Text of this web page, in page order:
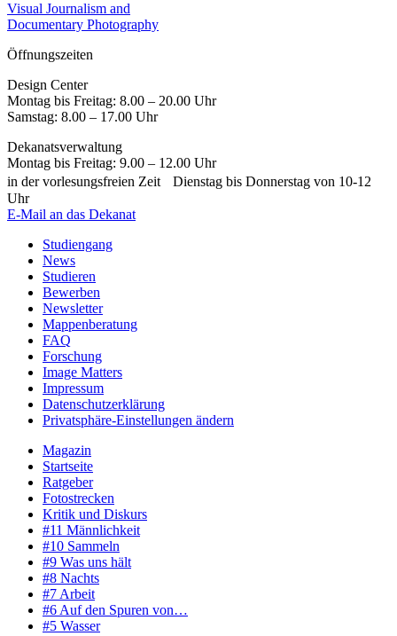
Visual Journalism and
Documentary Photography
Öffnungszeiten
Design Center
Montag bis Freitag: 8.00 – 20.00 Uhr
Samstag: 8.00 – 17.00 Uhr
Dekanatsverwaltung
Montag bis Freitag: 9.00 – 12.00 Uhr
in der vorlesungsfreien Zeit Dienstag bis Donnerstag von 10-12
Uhr
E-Mail an das Dekanat
Studiengang
News
Studieren
Bewerben
Newsletter
Mappenberatung
FAQ
Forschung
Image Matters
Impressum
Datenschutzerklärung
Privatsphäre-Einstellungen ändern
Magazin
Startseite
Ratgeber
Fotostrecken
Kritik und Diskurs
#11 Männlichkeit
#10 Sammeln
#9 Was uns hält
#8 Nachts
#7 Arbeit
#6 Auf den Spuren von…
#5 Wasser